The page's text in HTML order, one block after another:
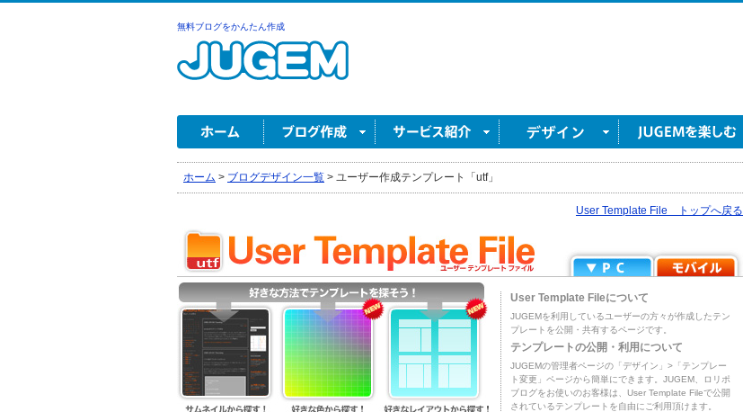
無料ブログをかんたん作成
ホーム > ブログデザイン一覧 > ユーザー作成テンプレート「utf」
User Template File トップへ戻る
User Template Fileについて
JUGEMを利用しているユーザーの方々が作成したテン
プレートを公開・共有するページです。
テンプレートの公開・利用について
JUGEMの管理者ページの「デザイン」>「テンプレー
ト変更」ページから簡単にできます。JUGEM、ロリポ
ブログをお使いのお客様は、User Template Fileで公開
されているテンプレートを自由にご利用頂けます。